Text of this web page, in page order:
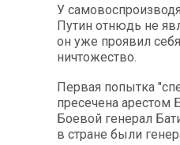
У
Путин отнюдь не
он уже проявил
ничтожество.
Первая попытка
пресечена
Боевой генерал
в стране были